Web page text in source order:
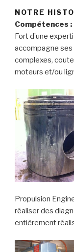
NOTRE
Compétences :
Fort d’une
accompagne
complexes,
moteurs et/ou
Propulsion
réaliser des
entièrement